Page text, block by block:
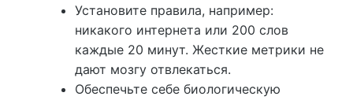
Установите правила, например:
никакого интернета или 200 слов
каждые 20 минут. Жесткие метрики не
дают мозгу отвлекаться.
Обеспечьте себе биологическую